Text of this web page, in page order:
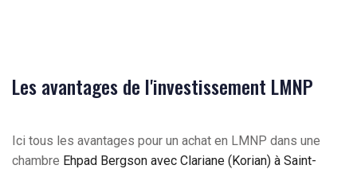
Les avantages de l'investissement LMNP
Ici tous les avantages pour un achat en LMNP dans une
chambre Ehpad Bergson avec Clariane (Korian) à Saint-